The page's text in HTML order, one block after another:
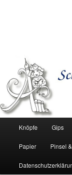
Zum
Inhalt
wechseln
Knöpfe Gips
Papier Pinsel